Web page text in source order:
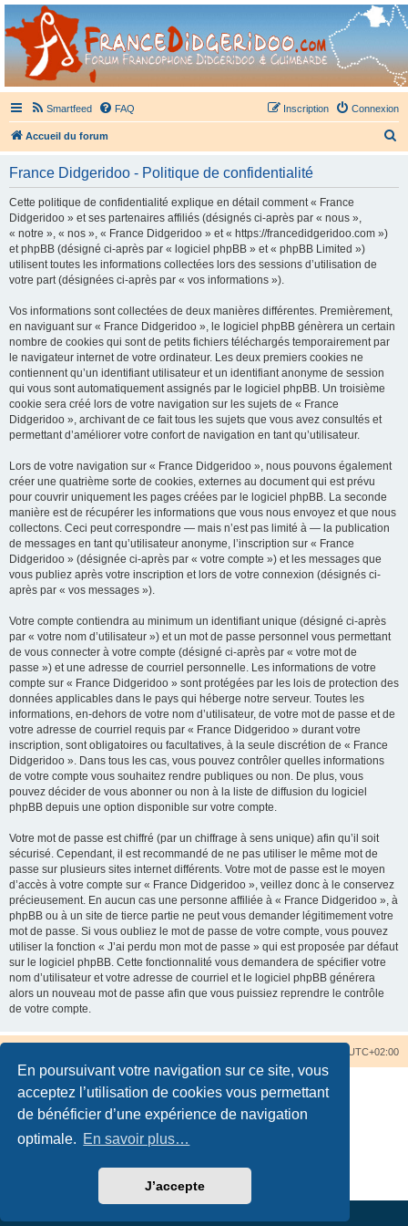
En poursuivant votre navigation sur ce site, vous
acceptez l’utilisation de cookies vous permettant
de bénéficier d’une expérience de navigation
optimale. En savoir plus…
J’accepte
France Didgeridoo
Didgeridoo et Guimbarde sur France Didgeridoo - retrouvez la communauté.
Smartfeed FAQ Connexion
Inscription
Accueil du forum
France Didgeridoo - Politique de confidentialité
Cette politique de confidentialité explique en détail comment « France
Didgeridoo » et ses partenaires affiliés (désignés ci-après par « nous »,
« notre », « nos », « France Didgeridoo » et « https://francedidgeridoo.com »)
et phpBB (désigné ci-après par « logiciel phpBB » et « phpBB Limited »)
utilisent toutes les informations collectées lors des sessions d’utilisation de
votre part (désignées ci-après par « vos informations »).
Vos informations sont collectées de deux manières différentes. Premièrement,
en naviguant sur « France Didgeridoo », le logiciel phpBB génèrera un certain
nombre de cookies qui sont de petits fichiers téléchargés temporairement par
le navigateur internet de votre ordinateur. Les deux premiers cookies ne
contiennent qu’un identifiant utilisateur et un identifiant anonyme de session
qui vous sont automatiquement assignés par le logiciel phpBB. Un troisième
cookie sera créé lors de votre navigation sur les sujets de « France
Didgeridoo », archivant de ce fait tous les sujets que vous avez consultés et
permettant d’améliorer votre confort de navigation en tant qu’utilisateur.
Lors de votre navigation sur « France Didgeridoo », nous pouvons également
créer une quatrième sorte de cookies, externes au document qui est prévu
pour couvrir uniquement les pages créées par le logiciel phpBB. La seconde
manière est de récupérer les informations que vous nous envoyez et que nous
collectons. Ceci peut correspondre — mais n’est pas limité à — la publication
de messages en tant qu’utilisateur anonyme, l’inscription sur « France
Didgeridoo » (désignée ci-après par « votre compte ») et les messages que
vous publiez après votre inscription et lors de votre connexion (désignés ci-
après par « vos messages »).
Votre compte contiendra au minimum un identifiant unique (désigné ci-après
par « votre nom d’utilisateur ») et un mot de passe personnel vous permettant
de vous connecter à votre compte (désigné ci-après par « votre mot de
passe ») et une adresse de courriel personnelle. Les informations de votre
compte sur « France Didgeridoo » sont protégées par les lois de protection des
données applicables dans le pays qui héberge notre serveur. Toutes les
informations, en-dehors de votre nom d’utilisateur, de votre mot de passe et de
votre adresse de courriel requis par « France Didgeridoo » durant votre
inscription, sont obligatoires ou facultatives, à la seule discrétion de « France
Didgeridoo ». Dans tous les cas, vous pouvez contrôler quelles informations
de votre compte vous souhaitez rendre publiques ou non. De plus, vous
pouvez décider de vous abonner ou non à la liste de diffusion du logiciel
phpBB depuis une option disponible sur votre compte.
Votre mot de passe est chiffré (par un chiffrage à sens unique) afin qu’il soit
sécurisé. Cependant, il est recommandé de ne pas utiliser le même mot de
passe sur plusieurs sites internet différents. Votre mot de passe est le moyen
d’accès à votre compte sur « France Didgeridoo », veillez donc à le conservez
précieusement. En aucun cas une personne affiliée à « France Didgeridoo », à
phpBB ou à un site de tierce partie ne peut vous demander légitimement votre
mot de passe. Si vous oubliez le mot de passe de votre compte, vous pouvez
utiliser la fonction « J’ai perdu mon mot de passe » qui est proposée par défaut
sur le logiciel phpBB. Cette fonctionnalité vous demandera de spécifier votre
nom d’utilisateur et votre adresse de courriel et le logiciel phpBB générera
alors un nouveau mot de passe afin que vous puissiez reprendre le contrôle
de votre compte.
UTC+02:00
Traduction française officielle©
Confidentialité